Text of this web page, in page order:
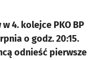
4. kolejce PKO BP
o godz. 20:15.
odnieść pierwsze